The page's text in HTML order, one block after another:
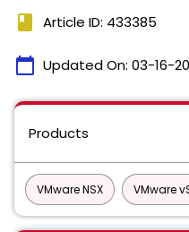
book Article ID: 433385
calendar_today Updated On: 03-16-
Products
VMware NSX VMware